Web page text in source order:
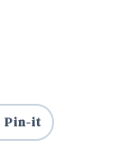
Pin-it